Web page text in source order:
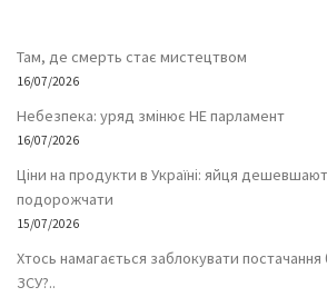
Там, де смерть стає мистецтвом
16/07/2026
Небезпека: уряд змінює НЕ парламент
16/07/2026
Ціни на продукти в Україні: яйця
подорожчати
15/07/2026
Хтось намагається заблокувати постачання
ЗСУ?..